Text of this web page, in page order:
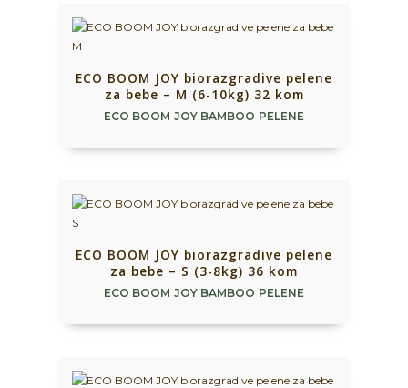
ECO BOOM JOY biorazgradive pelene
za bebe – M (6-10kg) 32 kom
ECO BOOM JOY BAMBOO PELENE
ECO BOOM JOY biorazgradive pelene
za bebe – S (3-8kg) 36 kom
ECO BOOM JOY BAMBOO PELENE